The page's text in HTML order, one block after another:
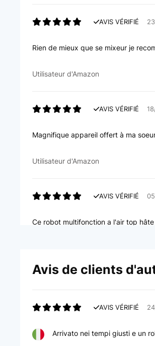
AVIS VÉRIFIÉ
Rien de mieux que se mixeur je
Utilisateur d'Amazon
AVIS VÉRIFIÉ
Magnifique appareil offert à ma
Utilisateur d'Amazon
AVIS VÉRIFIÉ
Ce robot multifonction a l'air top
Pour faire du boudin blanc, terrine de
Utilisateur d'Amazon
Avis de clients
AVIS VÉRIFIÉ
Arrivato nei tempi giusti e un